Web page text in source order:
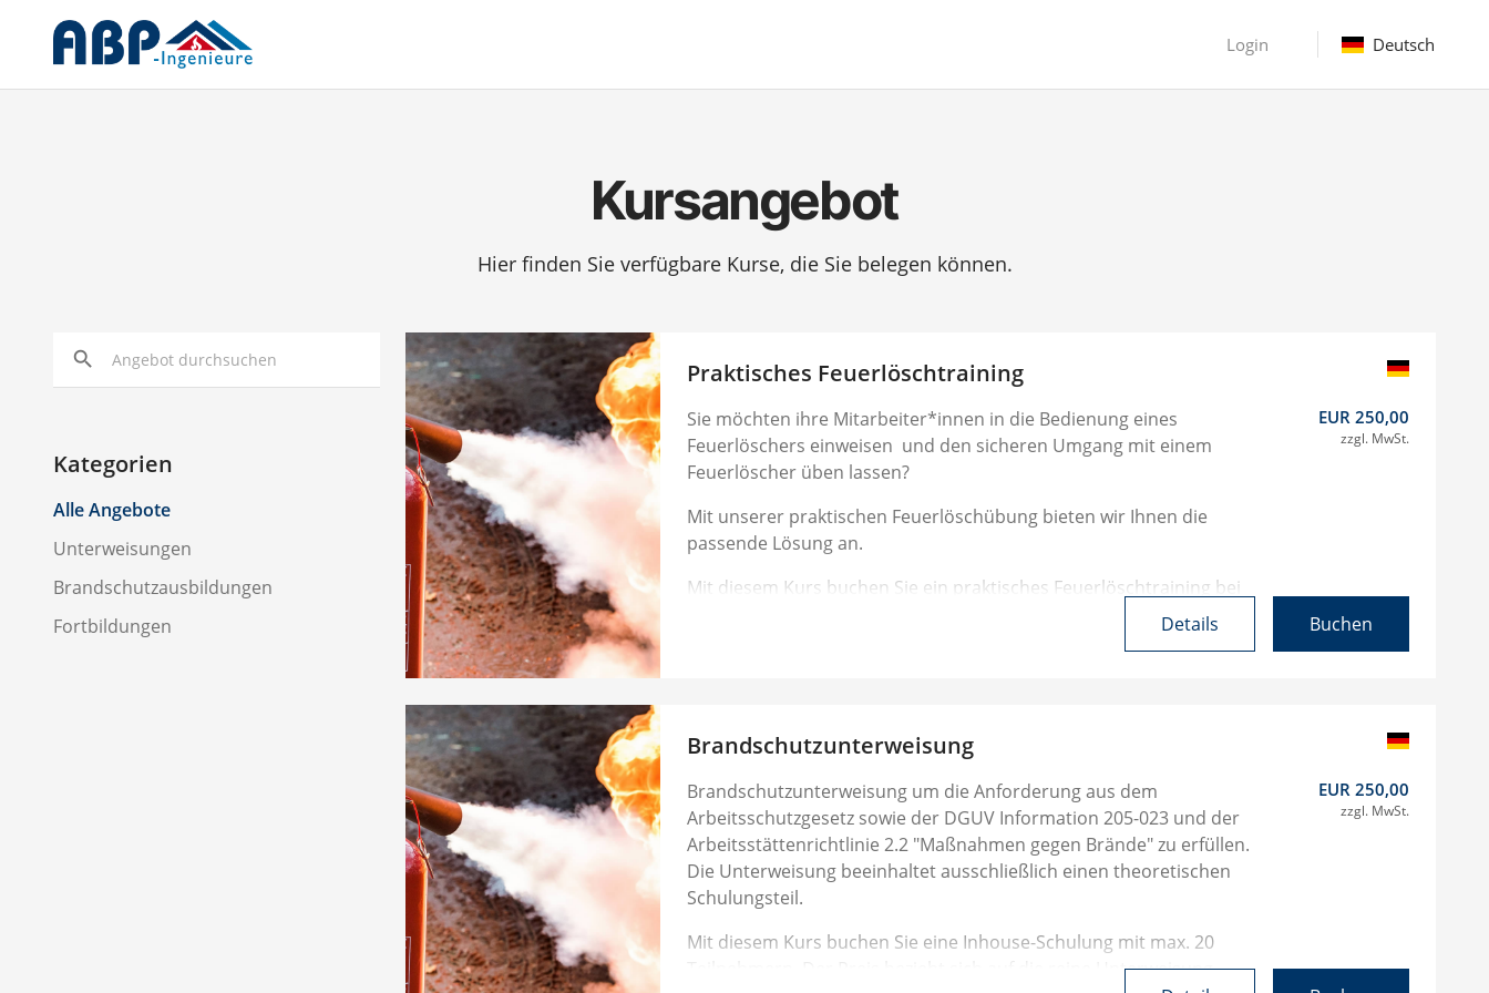
Login Deutsch
Kursangebot
Hier finden Sie verfügbare Kurse, die Sie belegen können.
search
Kategorien
Alle Angebote
Unterweisungen
Brandschutzausbildungen
Fortbildungen
Praktisches Feuerlöschtraining
Sie möchten ihre Mitarbeiter*innen in die Bedienung eines
Feuerlöschers einweisen und den sicheren Umgang mit einem
Feuerlöscher üben lassen?
Mit unserer praktischen Feuerlöschübung bieten wir Ihnen die
passende Lösung an.
Mit diesem Kurs buchen Sie ein praktisches Feuerlöschtraining bei
Ihnen vor OrtS für max. 20 Teilnehmern. Der Preis bezieht sich auf
EUR 250,00
zzgl. MwSt.
Details Buchen
Brandschutzunterweisung
Brandschutzunterweisung um die Anforderung aus dem
Arbeitsschutzgesetz sowie der DGUV Information 205-023 und der
Arbeitsstättenrichtlinie 2.2 "Maßnahmen gegen Brände" zu erfüllen.
Die Unterweisung beeinhaltet ausschließlich einen theoretischen
Schulungsteil.
Mit diesem Kurs buchen Sie eine Inhouse-Schulung mit max. 20
Teilnehmern. Der Preis bezieht sich auf die reine Unterweisung.
EUR 250,00
zzgl. MwSt.